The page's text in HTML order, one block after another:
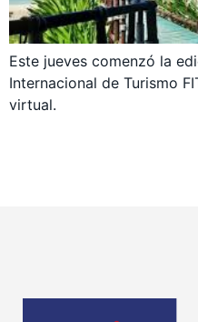
Este jueves comenzó la
Internacional de Turismo
virtual.